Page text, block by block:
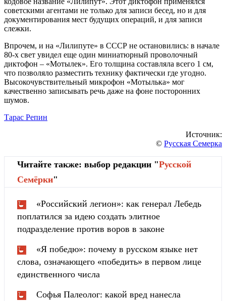
советскими агентами не только для записи бесед, но и для
документирования мест будущих операций, и для записи
слежки.
Впрочем, и на «Лилипуте» в СССР не остановились: в начале
80-х свет увидел еще один миниатюрный проволочный
диктофон – «Мотылек». Его толщина составляла всего 1 см,
что позволяло разместить технику фактически где угодно.
Высокочувствительный микрофон «Мотылька» мог
качественно записывать речь даже на фоне посторонних
шумов.
Тарас Репин
Источник:
© Русская Семерка
Читайте также: выбор редакции "Русской
Cемёрки"
«Российский легион»: как генерал Лебедь
поплатился за идею создать элитное
подразделение против воров в законе
«Я победю»: почему в русском языке нет
слова, означающего «победить» в первом лице
единственного числа
Софья Палеолог: какой вред нанесла